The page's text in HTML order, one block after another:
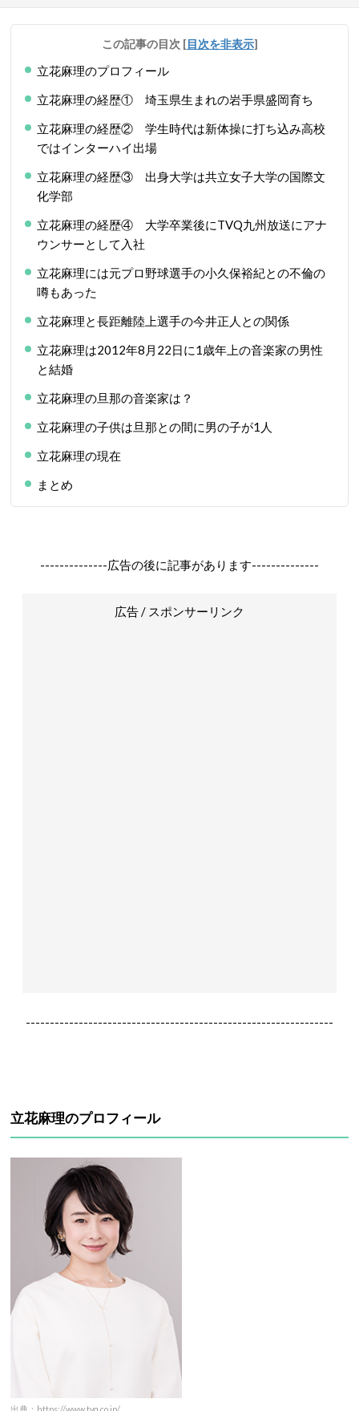
この記事の目次 [目次を非表示]
立花麻理のプロフィール
立花麻理の経歴① 埼玉県生まれの岩手県盛岡育ち
立花麻理の経歴② 学生時代は新体操に打ち込み高校
ではインターハイ出場
立花麻理の経歴③ 出身大学は共立女子大学の国際文
化学部
立花麻理の経歴④ 大学卒業後にTVQ九州放送にアナ
ウンサーとして入社
立花麻理には元プロ野球選手の小久保裕紀との不倫の
噂もあった
立花麻理と長距離陸上選手の今井正人との関係
立花麻理は2012年8月22日に1歳年上の音楽家の男性
と結婚
立花麻理の旦那の音楽家は？
立花麻理の子供は旦那との間に男の子が1人
立花麻理の現在
まとめ
--------------広告の後に記事があります--------------
広告 / スポンサーリンク
----------------------------------------------------------------
立花麻理のプロフィール